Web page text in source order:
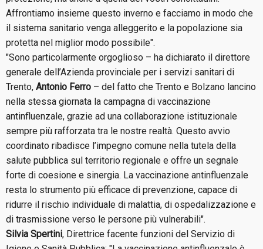
Affrontiamo insieme questo inverno e facciamo in modo che
il sistema sanitario venga alleggerito e la popolazione sia
protetta nel miglior modo possibile".
"Sono particolarmente orgoglioso – ha dichiarato il direttore
generale dell’Azienda provinciale per i servizi sanitari di
Trento, Antonio Ferro – del fatto che Trento e Bolzano lancino
nella stessa giornata la campagna di vaccinazione
antinfluenzale, grazie ad una collaborazione istituzionale
sempre più rafforzata tra le nostre realtà. Questo avvio
coordinato ribadisce l’impegno comune nella tutela della
salute pubblica sul territorio regionale e offre un segnale
forte di coesione e sinergia. La vaccinazione antinfluenzale
resta lo strumento più efficace di prevenzione, capace di
ridurre il rischio individuale di malattia, di ospedalizzazione e
di trasmissione verso le persone più vulnerabili".
Silvia Spertini, Direttrice facente funzioni del Servizio di